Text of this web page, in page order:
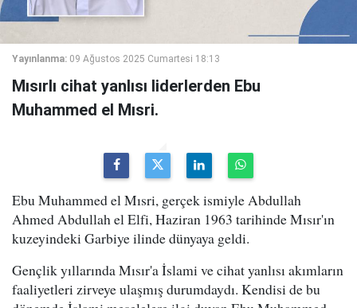
Yayınlanma: 09 Ağustos 2025 Cumartesi 18:13
Mısırlı cihat yanlısı liderlerden Ebu
Muhammed el Mısri.
Ebu Muhammed el Mısri, gerçek ismiyle Abdullah
Ahmed Abdullah el Elfi, Haziran 1963 tarihinde Mısır'ın
kuzeyindeki Garbiye ilinde dünyaya geldi.
Gençlik yıllarında Mısır'a İslami ve cihat yanlısı akımların
faaliyetleri zirveye ulaşmış durumdaydı. Kendisi de bu